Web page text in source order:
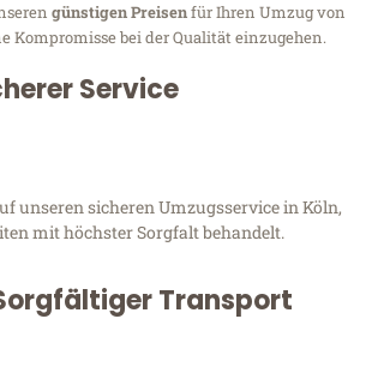
günstigen Preisenfür Ihren Umzug von
Kompromisse bei der Qualität einzugehen.
Service
unseren sicheren Umzugsservice in Köln,
mit höchster Sorgfalt behandelt.
Transport